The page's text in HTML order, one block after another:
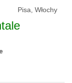
Pisa, Włochy